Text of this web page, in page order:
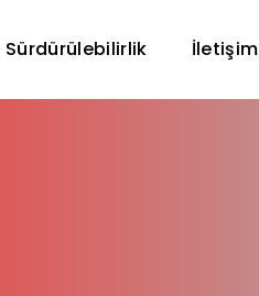
Sürdürülebilirlik İletişim